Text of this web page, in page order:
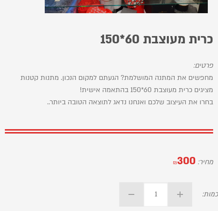
כרית מעוצבת 60*150
פרטים:
מחפשים את המתנה המושלמת? הגעתם למקום הנכון. מתנות קטנות
מציגים כרית מעוצבת 60*150 בהתאמה אישית!
בחרו את העיצוב שלכם ואנחנו נדאג לתוצאה הטובה ביותר..
מחיר: 300
₪
כמות: